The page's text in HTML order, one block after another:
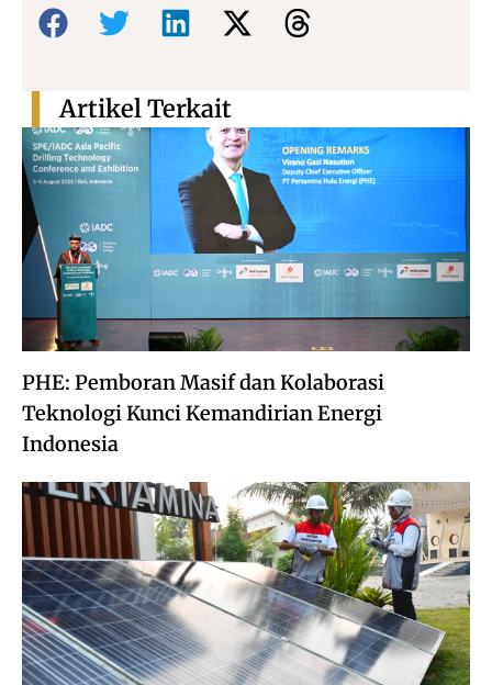
Bagikan:
PHE: Pemboran Masif dan Kolaborasi
Teknologi Kunci Kemandirian Energi
Indonesia
Artikel Terkait